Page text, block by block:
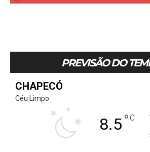
PREVISÃO DO
CHAPECÓ
Céu Limpo
8.5°C